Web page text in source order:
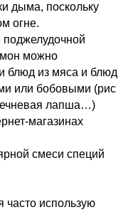
дыма, поскольку
огне.
поджелудочной
можно
блюд из мяса и блюд
или бобовыми (рис
лапша…)
магазинах
смеси специй
использую